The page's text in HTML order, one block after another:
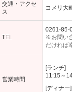
交通・アクセ
ス
コメリ大
TEL
0261-85-
※お問い
だければ
営業時間
[ランチ]
11:15～
[ディナー]